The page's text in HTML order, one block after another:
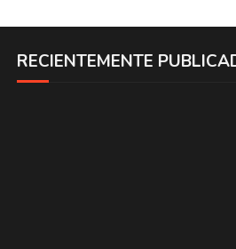
RECIENTEMENTE